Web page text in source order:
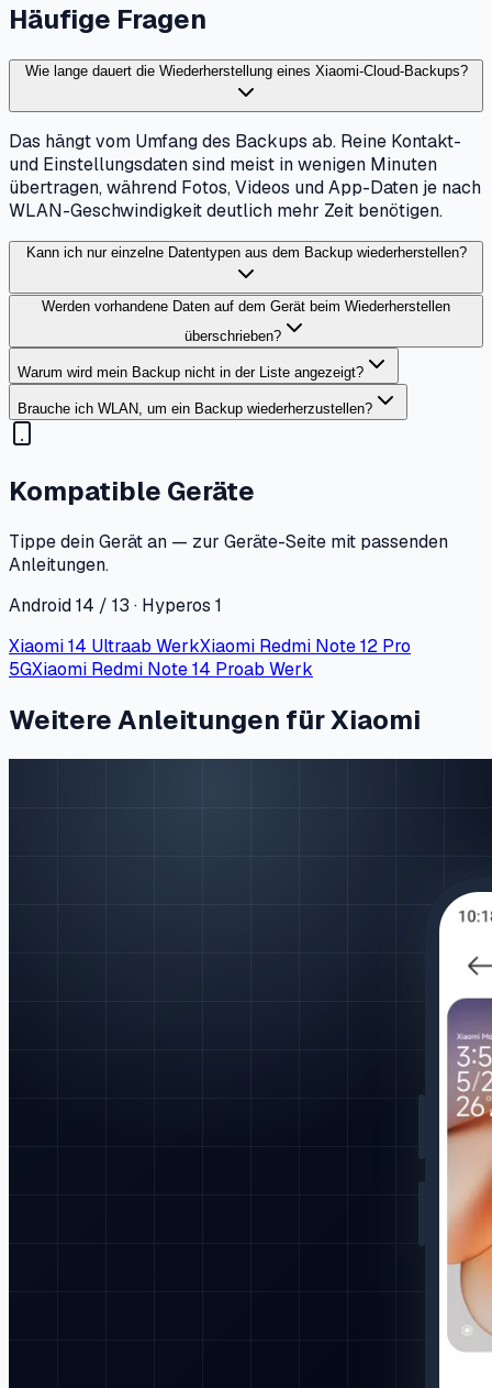
Häufige Fragen
Wie lange dauert die Wiederherstellung eines Xiaomi-Cloud-Backups?
Das hängt vom Umfang des Backups ab. Reine Kontakt-
und Einstellungsdaten sind meist in wenigen Minuten
übertragen, während Fotos, Videos und App-Daten je nach
WLAN-Geschwindigkeit deutlich mehr Zeit benötigen.
Kann ich nur einzelne Datentypen aus dem Backup wiederherstellen?
Werden vorhandene Daten auf dem Gerät beim Wiederherstellen
überschrieben?
Warum wird mein Backup nicht in der Liste angezeigt?
Brauche ich WLAN, um ein Backup wiederherzustellen?
Kompatible Geräte
Tippe dein Gerät an — zur Geräte-Seite mit passenden
Anleitungen.
Android 14 / 13 · Hyperos 1
Xiaomi 14 Ultraab WerkXiaomi Redmi Note 12 Pro
5GXiaomi Redmi Note 14 Proab Werk
Weitere Anleitungen für Xiaomi